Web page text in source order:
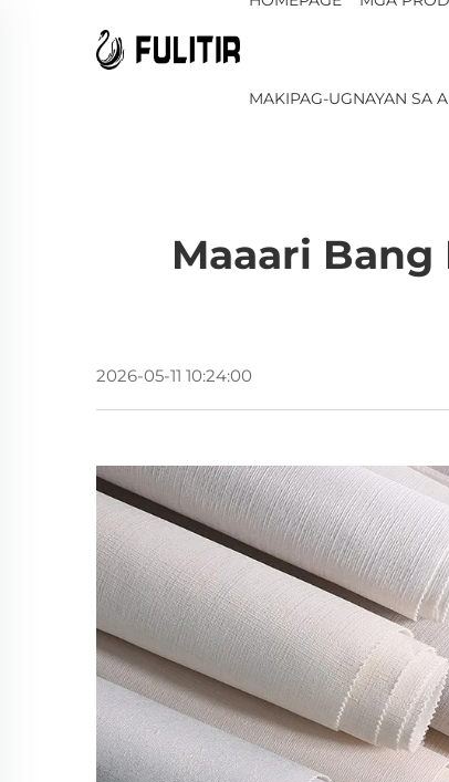
MAKIPAG-UGNAYAN SA
Maaari
2026-05-11 10:24:00